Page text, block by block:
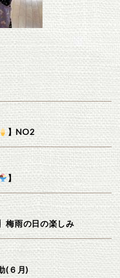
】NO2
】
梅雨の日の楽しみ
(６月)